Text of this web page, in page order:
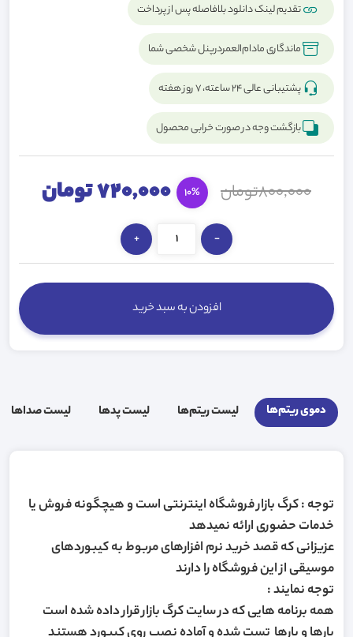
تقدیم لینک دانلود بلافاصله پس از پرداخت
ماندگاری مادام‌العمردرپنل شخصی شما
پشتیبانی عالی ۲۴ ساعته، ۷ روز هفته
بازگشت وجه در صورت خرابی محصول
800,000تومان 10% 720,000 تومان
-
+
افزودن به سبد خرید
دموی ریتم‌ها لیست ریتم‌ها لیست پد‌ها لیست صدا‌ها
توجه : کرگ بازار فروشگاه اینترنتی است و هیچگونه فروش یا
خدمات حضوری ارائه نمیدهد
عزیزانی که قصد خرید نرم افزارهای مربوط به کیبوردهای
موسیقی از این فروشگاه را دارند
توجه نمایند :
همه برنامه هایی که در سایت کرگ بازار قرار داده شده است